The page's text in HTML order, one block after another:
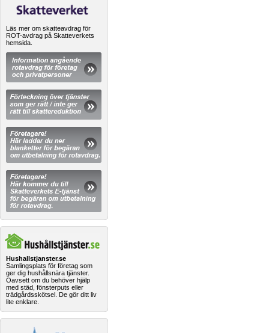
Läs mer om skatteavdrag för
ROT-avdrag på Skatteverkets
hemsida.
Hushallstjanster.se
Samlingsplats för företag som
ger dig hushållsnära tjänster.
Oavsett om du behöver hjälp
med städ, fönsterputs eller
trädgårdsskötsel. De gör ditt liv
lite enklare.